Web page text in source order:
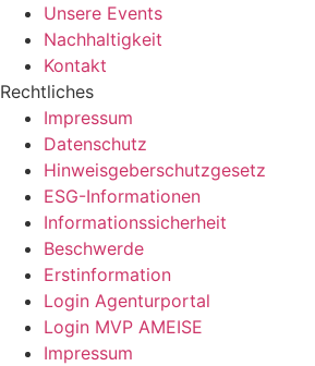
Unsere Events
Nachhaltigkeit
Kontakt
Rechtliches
Impressum
Datenschutz
Hinweisgeberschutzgesetz
ESG-Informationen
Informationssicherheit
Beschwerde
Erstinformation
Login Agenturportal
Login MVP AMEISE
Impressum